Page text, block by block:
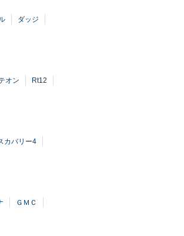
ダッジ
オン
Rt12
カバリー4
ＧＭＣ